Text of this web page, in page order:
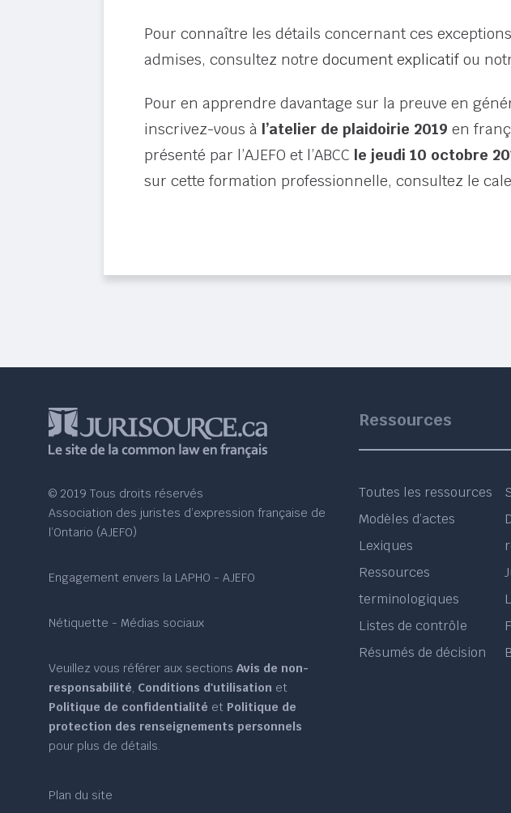
Pour connaître les détails concernant ces
admises, consultez notre document explicatifou
Pour en apprendre davantage sur la preuve en
inscrivez-vous à l’atelier de plaidoirie 2019 en
présenté par l’AJEFO et l’ABCC le jeudi 10 octobre
sur cette formation professionnelle, consultez le
© 2019 Tous droits réservés
Association des juristes d’expression française de
l’Ontario (AJEFO)
Engagement envers la LAPHO - AJEFO
Nétiquette - Médias sociaux
Veuillez vous référer aux sectionsAvis de non-
responsabilité, Conditions d'utilisation et
Politique de confidentialité et Politique de
protection des renseignements personnels
pour plus de détails.
Plan du site
Ressources
Toutes les ressources
Modèles d’actes
Lexiques
Ressources
terminologiques
Listes de contrôle
Résumés de décision